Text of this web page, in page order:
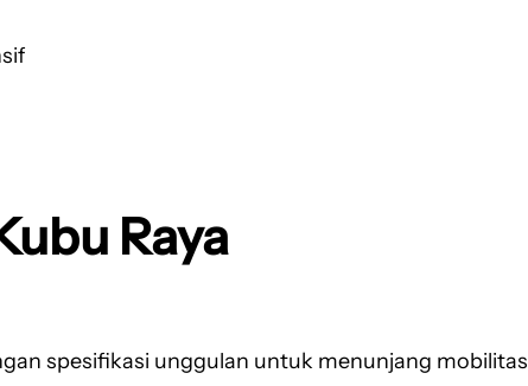
Raya
spesifikasi unggulan untuk menunjang